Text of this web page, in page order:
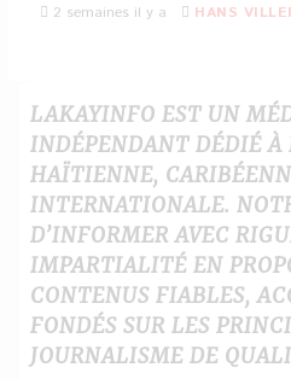
2 semaines il y a HANS
LAKAYINFO EST UN
INDÉPENDANT DÉDIÉ À
HAÏTIENNE,
INTERNATIONALE.
D’INFORMER AVEC
IMPARTIALITÉ EN
CONTENUS FIABLES,
FONDÉS SUR LES
JOURNALISME DE